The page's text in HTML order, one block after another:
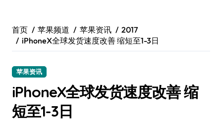
首页 苹果频道 苹果资讯
2017
iPhoneX全球发货速度改善 缩短至1-3日
苹果资讯
iPhoneX全球发货速度改善 缩
短至1-3日